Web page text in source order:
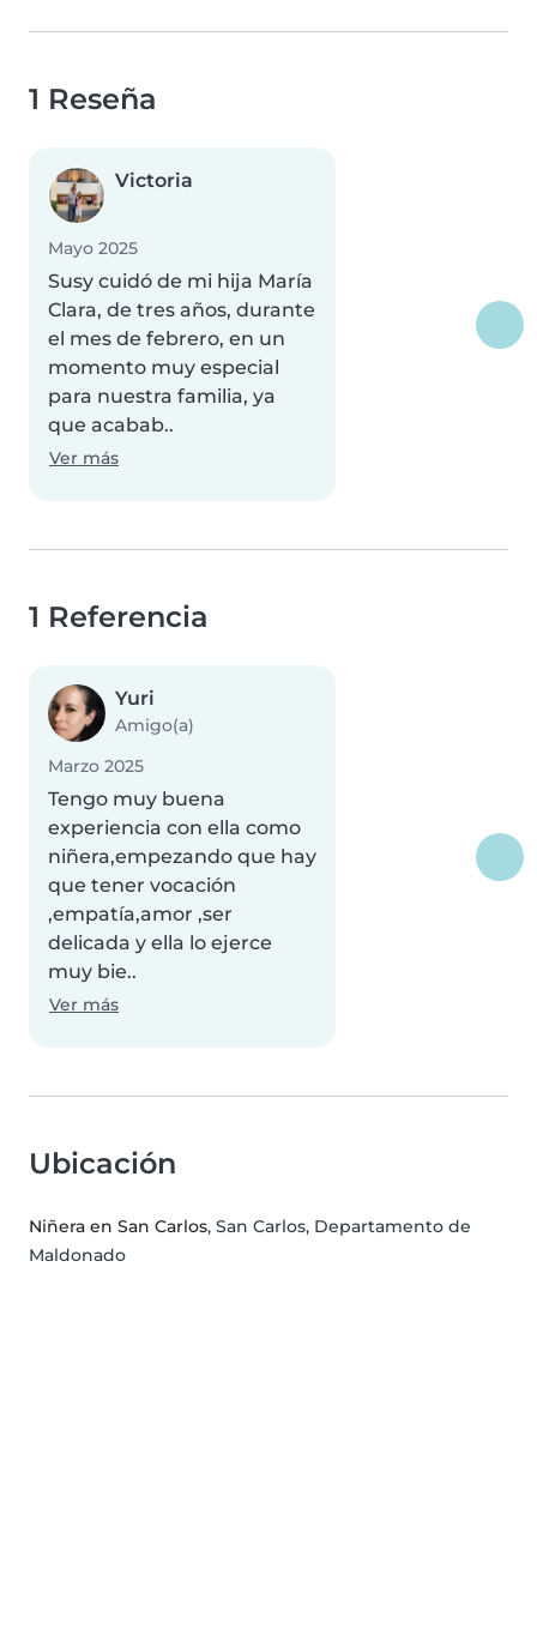
1 Reseña
Victoria
Mayo 2025
Susy cuidó de mi hija María
Clara, de tres años, durante
el mes de febrero, en un
momento muy especial
para nuestra familia, ya
que acabab..
Ver más
1 Referencia
Yuri
Amigo(a)
Marzo 2025
Tengo muy buena
experiencia con ella como
niñera,empezando que hay
que tener vocación
,empatía,amor ,ser
delicada y ella lo ejerce
muy bie..
Ver más
Ubicación
Niñera en San Carlos, San Carlos, Departamento de
Maldonado